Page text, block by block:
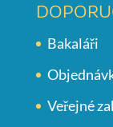
Bakaláři
Veřejné